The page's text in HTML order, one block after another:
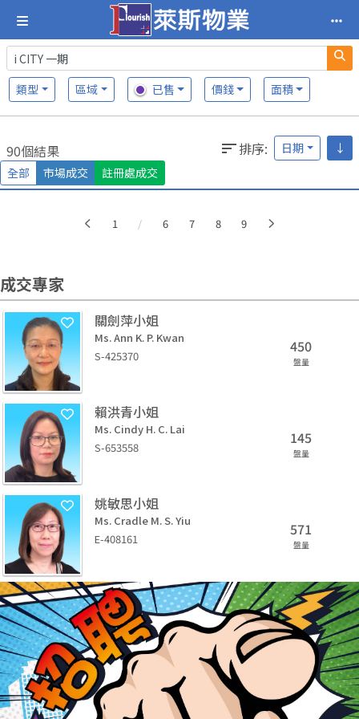
類型 區域 已售 價錢 面積
90個結果 排序: 日期
↓
全部
市場成交 註冊處成交
1 /More6 7 8 9
成交專家
關劍萍小姐
Ms. Ann K. P. Kwan
S-425370
450
盤量
賴洪青小姐
Ms. Cindy H. C. Lai
S-653558
145
盤量
姚敏思小姐
Ms. Cradle M. S. Yiu
E-408161
571
盤量